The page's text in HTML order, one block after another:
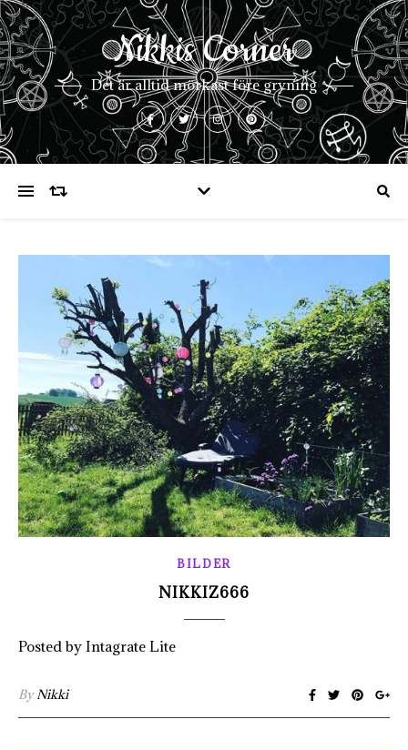
Nikkis Corner
Det är alltid mörkast före gryning
BILDER
NIKKIZ666
Posted by Intagrate Lite
ByNikki